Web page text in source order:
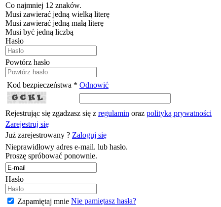
Co najmniej 12 znaków.
Musi zawierać jedną wielką literę
Musi zawierać jedną małą literę
Musi być jedną liczbą
Hasło
Powtórz hasło
Kod bezpieczeństwa * Odnowić
Rejestrując się zgadzasz się z regulamin oraz polityką prywatności
Zarejestruj się
Już zarejestrowany ? Zaloguj się
Nieprawidłowy adres e-mail. lub hasło.
Proszę spróbować ponownie.
Hasło
Zapamiętaj mnie Nie pamiętasz hasła?